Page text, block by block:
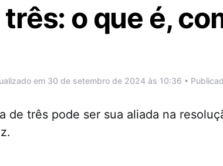
o que é,
em 30 de setembro de 2024 às 10:36 •
de três pode ser sua aliada na